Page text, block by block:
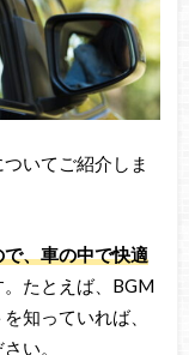
いてご紹介しま
、車の中で快適
たとえば、BGM
知っていれば、
い。